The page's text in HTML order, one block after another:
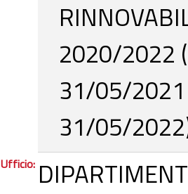
2020/2022
31/05/
31/05/
Ufficio: